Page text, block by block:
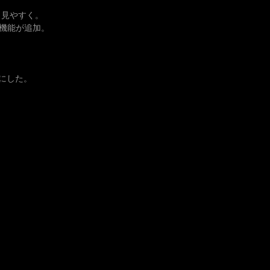
やすく。
能が追加。
した。